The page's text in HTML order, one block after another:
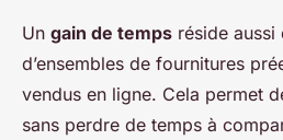
Un gain de temps réside aussi
d’ensembles de fournitures
vendus en ligne. Cela permet
sans perdre de temps à